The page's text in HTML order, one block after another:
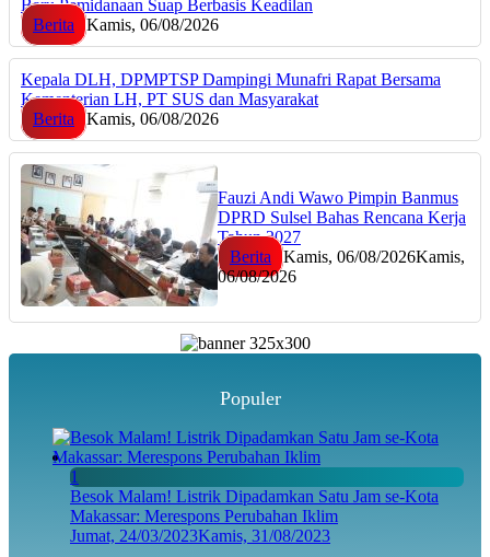
Baru Pemidanaan Suap Berbasis Keadilan
Berita
Kamis, 06/08/2026
Kepala DLH, DPMPTSP Dampingi Munafri Rapat Bersama
Kementerian LH, PT SUS dan Masyarakat
Berita
Kamis, 06/08/2026
Fauzi Andi Wawo Pimpin Banmus
DPRD Sulsel Bahas Rencana Kerja
Tahun 2027
Berita
Kamis, 06/08/2026Kamis,
06/08/2026
Populer
1
Besok Malam! Listrik Dipadamkan Satu Jam se-Kota
Makassar: Merespons Perubahan Iklim
Jumat, 24/03/2023Kamis, 31/08/2023